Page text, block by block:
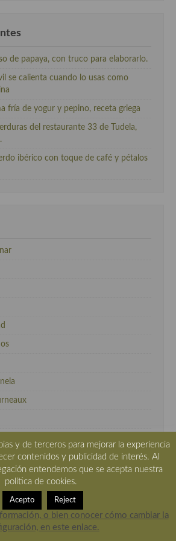
de papaya, con truco para elaborarlo.
se calienta cuando lo usas como
fría de yogur y pepino, receta griega
del restaurante 33 de Tudela,
ibérico con toque de café y pétalos
y de terceros para mejorar la experiencia
contenidos y publicidad de interés. Al
entendemos que se acepta nuestra
política de cookies.
Acepto Reject
o bien conocer cómo cambiar la
en este enlace.